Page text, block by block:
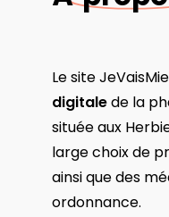
Le site
digitalede la
située aux
large choix de
ainsi que des
ordonnance.